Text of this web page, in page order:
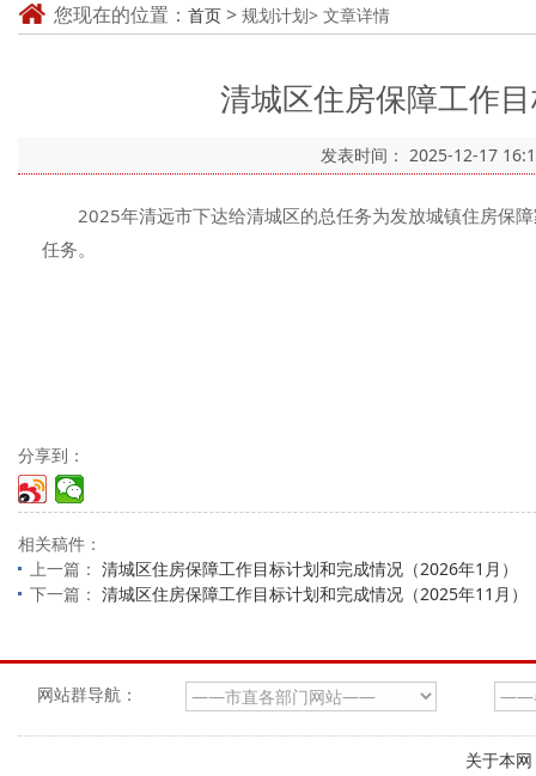
您现在的位置： 首页 > 规划计划> 文章详情
清城区住房保障工作
发表时间： 2025-12-17
2025年清远市下达给清城区的总任务为发放城镇住房保障
任务。
分享到：
相关稿件：
上一篇： 清城区住房保障工作目标计划和完成情况（2026年1月）
下一篇： 清城区住房保障工作目标计划和完成情况（2025年11月）
网站群导航：
关于本网